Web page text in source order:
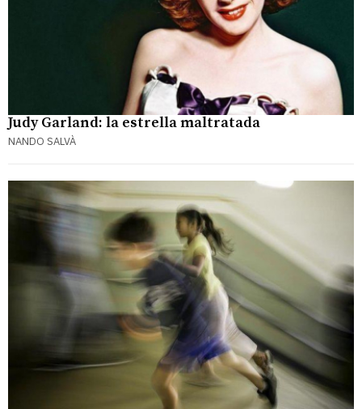
Judy Garland: la estrella maltratada
NANDO SALVÀ